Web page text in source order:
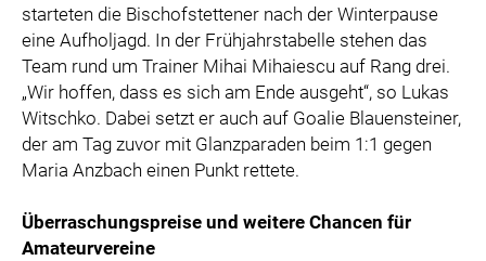
starteten die Bischofstettener nach der Winterpause
eine Aufholjagd. In der Frühjahrstabelle stehen das
Team rund um Trainer Mihai Mihaiescu auf Rang drei.
„Wir hoffen, dass es sich am Ende ausgeht“, so Lukas
Witschko. Dabei setzt er auch auf Goalie Blauensteiner,
der am Tag zuvor mit Glanzparaden beim 1:1 gegen
Maria Anzbach einen Punkt rettete.
Überraschungspreise und weitere Chancen für
Amateurvereine